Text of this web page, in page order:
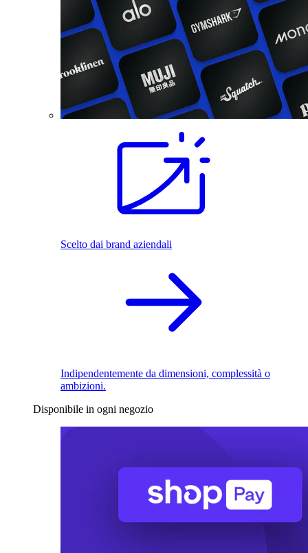
Scelto dai brand aziendali
Indipendentemente da dimensioni, complessità o
ambizioni.
Disponibile in ogni negozio